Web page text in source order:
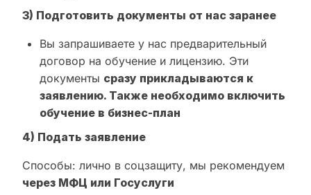
3) Подготовить документы от нас заранее
Вы запрашиваете у нас предварительный
договор на обучение и лицензию. Эти
документы сразу прикладываются к
заявлению. Также необходимо включить
обучение в бизнес-план
4) Подать заявление
Способы: лично в соцзащиту, мы рекомендуем
через МФЦ или Госуслуги